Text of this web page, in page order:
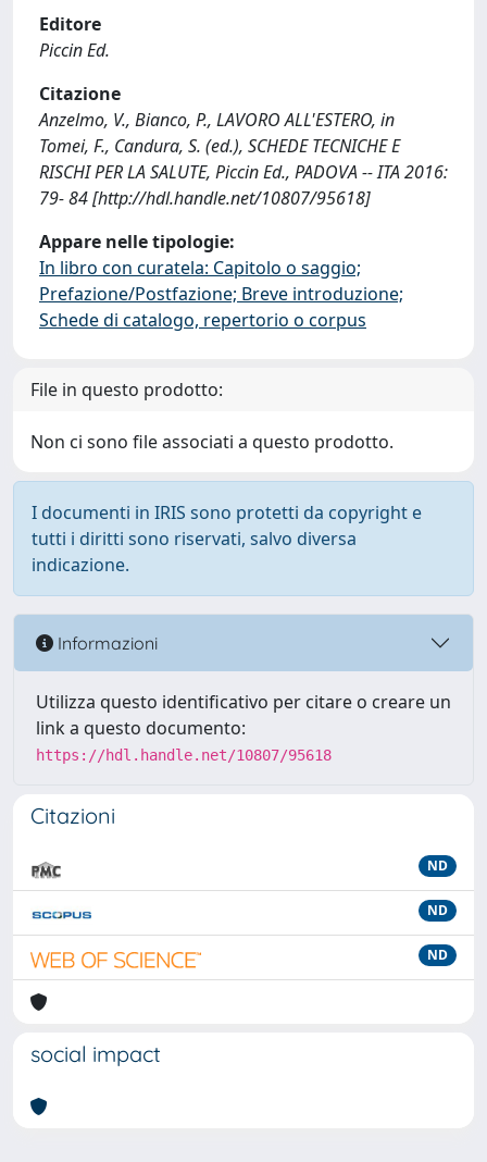
Editore
Piccin Ed.
Citazione
Anzelmo, V., Bianco, P., LAVORO ALL'ESTERO, in
Tomei, F., Candura, S. (ed.), SCHEDE TECNICHE E
RISCHI PER LA SALUTE, Piccin Ed., PADOVA -- ITA 2016:
79- 84 [http://hdl.handle.net/10807/95618]
Appare nelle tipologie:
In libro con curatela: Capitolo o saggio;
Prefazione/Postfazione; Breve introduzione;
Schede di catalogo, repertorio o corpus
File in questo prodotto:
Non ci sono file associati a questo prodotto.
I documenti in IRIS sono protetti da copyright e
tutti i diritti sono riservati, salvo diversa
indicazione.
Informazioni
Utilizza questo identificativo per citare o creare un
link a questo documento:
https://hdl.handle.net/10807/95618
Citazioni
ND
ND
ND
social impact